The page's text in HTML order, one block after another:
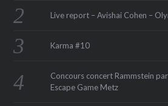
Live report – Avishai Cohen –
Karma #10
Concours concert Rammstein
Escape Game Metz